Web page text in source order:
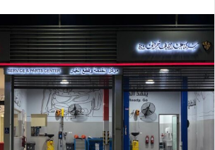
س
ب
ر
ي
د
ا